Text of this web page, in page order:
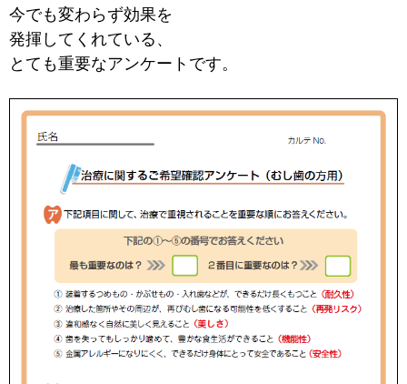
今でも変わらず効果を
発揮してくれている、
とても重要なアンケートです。